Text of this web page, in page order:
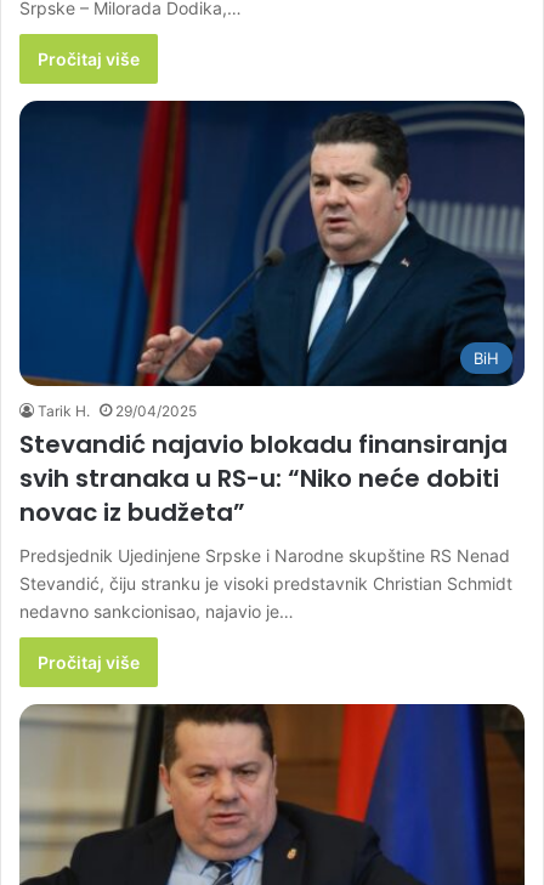
Srpske – Milorada Dodika,…
Pročitaj više
BiH
Tarik H. 29/04/2025
Stevandić najavio blokadu finansiranja
svih stranaka u RS-u: “Niko neće dobiti
novac iz budžeta”
Predsjednik Ujedinjene Srpske i Narodne skupštine RS Nenad
Stevandić, čiju stranku je visoki predstavnik Christian Schmidt
nedavno sankcionisao, najavio je…
Pročitaj više